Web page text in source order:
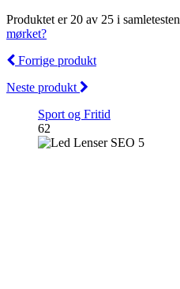
Produktet er 20 av 25 i samletesten
mørket?
Forrige produkt
Neste produkt
Sport og Fritid
62